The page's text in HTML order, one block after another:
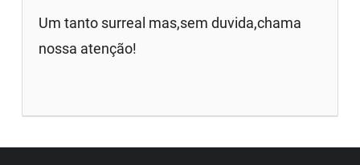
Um tanto surreal mas,sem duvida,chama
nossa atenção!